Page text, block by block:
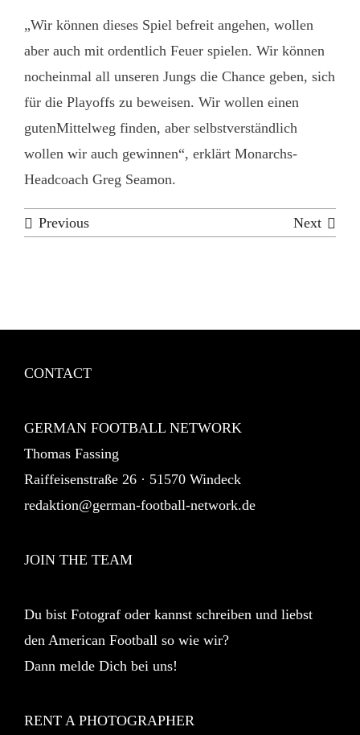
„Wir können dieses Spiel befreit angehen, wollen
aber auch mit ordentlich Feuer spielen. Wir können
nocheinmal all unseren Jungs die Chance geben, sich
für die Playoffs zu beweisen. Wir wollen einen
gutenMittelweg finden, aber selbstverständlich
wollen wir auch gewinnen“, erklärt Monarchs-
Headcoach Greg Seamon.
Previous Next
CONTACT
GERMAN FOOTBALL NETWORK
Thomas Fassing
Raiffeisenstraße 26 · 51570 Windeck
redaktion@german-football-network.de
JOIN THE TEAM
Du bist Fotograf oder kannst schreiben und liebst
den American Football so wie wir?
Dann melde Dich bei uns!
RENT A PHOTOGRAPHER